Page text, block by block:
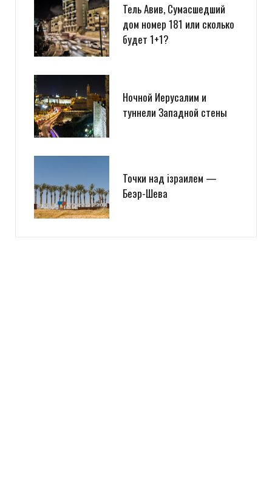
Тель Авив, Сумасшедший
дом номер 181 или сколько
будет 1+1?
Ночной Иерусалим и
туннели Западной стены
Точки над iзраилем —
Беэр-Шева